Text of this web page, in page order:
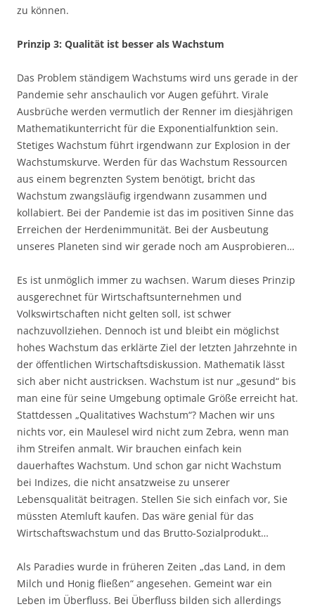
zu können.
Prinzip 3: Qualität ist besser als Wachstum
Das Problem ständigem Wachstums wird uns gerade in der
Pandemie sehr anschaulich vor Augen geführt. Virale
Ausbrüche werden vermutlich der Renner im diesjährigen
Mathematikunterricht für die Exponentialfunktion sein.
Stetiges Wachstum führt irgendwann zur Explosion in der
Wachstumskurve. Werden für das Wachstum Ressourcen
aus einem begrenzten System benötigt, bricht das
Wachstum zwangsläufig irgendwann zusammen und
kollabiert. Bei der Pandemie ist das im positiven Sinne das
Erreichen der Herdenimmunität. Bei der Ausbeutung
unseres Planeten sind wir gerade noch am Ausprobieren…
Es ist unmöglich immer zu wachsen. Warum dieses Prinzip
ausgerechnet für Wirtschaftsunternehmen und
Volkswirtschaften nicht gelten soll, ist schwer
nachzuvollziehen. Dennoch ist und bleibt ein möglichst
hohes Wachstum das erklärte Ziel der letzten Jahrzehnte in
der öffentlichen Wirtschaftsdiskussion. Mathematik lässt
sich aber nicht austricksen. Wachstum ist nur „gesund“ bis
man eine für seine Umgebung optimale Größe erreicht hat.
Stattdessen „Qualitatives Wachstum“? Machen wir uns
nichts vor, ein Maulesel wird nicht zum Zebra, wenn man
ihm Streifen anmalt. Wir brauchen einfach kein
dauerhaftes Wachstum. Und schon gar nicht Wachstum
bei Indizes, die nicht ansatzweise zu unserer
Lebensqualität beitragen. Stellen Sie sich einfach vor, Sie
müssten Atemluft kaufen. Das wäre genial für das
Wirtschaftswachstum und das Brutto-Sozialprodukt…
Als Paradies wurde in früheren Zeiten „das Land, in dem
Milch und Honig fließen“ angesehen. Gemeint war ein
Leben im Überfluss. Bei Überfluss bilden sich allerdings